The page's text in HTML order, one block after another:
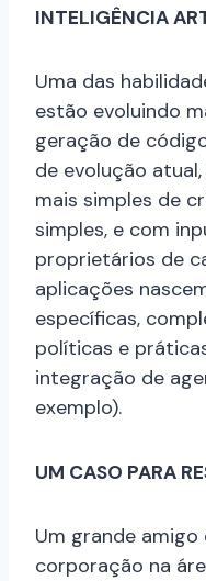
INTELIGÊNCIA
Uma das
estão evoluindo
geração de
de evolução
mais simples de
simples, e com
proprietários de
aplicações
específicas,
políticas e
integração de
exemplo).
UM CASO PARA
Um grande amigo
corporação na